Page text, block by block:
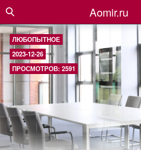
Aomir.ru
ЛЮБОПЫТНОЕ
2023-12-26
ПРОСМОТРОВ: 2591